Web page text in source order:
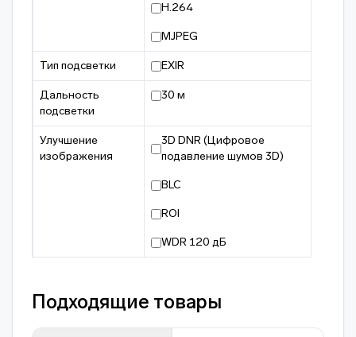
H.264
MJPEG
Тип подсветки EXIR
Дальность
подсветки
30 м
Улучшение
изображения
3D DNR (Цифровое
подавление шумов 3D)
BLC
ROI
WDR 120 дБ
Подходящие товары